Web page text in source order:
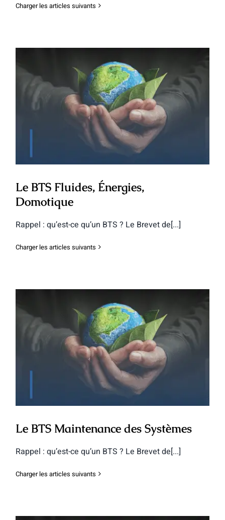
Charger les articles suivants
Le BTS Fluides, Énergies, Domotique
Le BTS Fluides, Énergies,
Domotique
Rappel : qu’est-ce qu’un BTS ? Le Brevet de[...]
Charger les articles suivants
Le BTS Maintenance des Systèmes
Le BTS Maintenance des Systèmes
Rappel : qu’est-ce qu’un BTS ? Le Brevet de[...]
Charger les articles suivants